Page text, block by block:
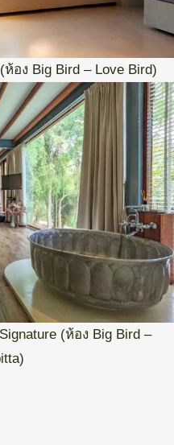
อง Big Bird – Love Bird)
(ห้อง Big Bird –